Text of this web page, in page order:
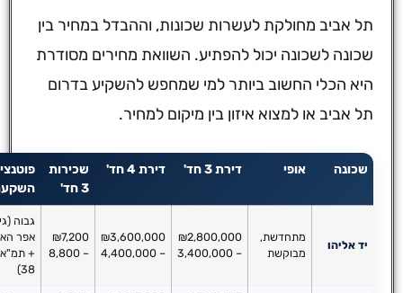
תל אביב מחולקת לעשרות שכונות, וההבדל במחיר בין
שכונה לשכונה יכול להפתיע. השוואת מחירים מסודרת
היא הכלי החשוב ביותר למי שמחפש להשקיע בדרום
תל אביב או למצוא איזון בין מיקום למחיר.
שכונה דירת 3 חד' דירת 4 חד'
שכירות
פוטנציאל
השקעה
יד אליהו
מתחדשת,
מבוקשת
₪2,800,000
₪3,600,000
– 4,400,000
₪7,200
– 8,800
גבוה (גינדי
אפר האוס
+ תמ"א